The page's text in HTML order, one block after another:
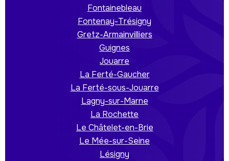
Fontainebleau
Fontenay-Trésigny
Gretz-Armainvilliers
Guignes
Jouarre
La Ferté-Gaucher
La Ferté-sous-Jouarre
Lagny-sur-Marne
La Rochette
Le Châtelet-en-Brie
Le Mée-sur-Seine
Lésigny